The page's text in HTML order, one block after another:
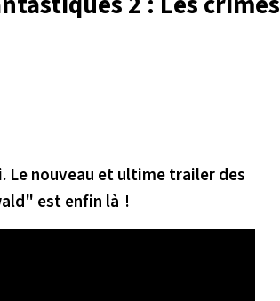
Le nouveau et ultime trailer des
est enfin là !